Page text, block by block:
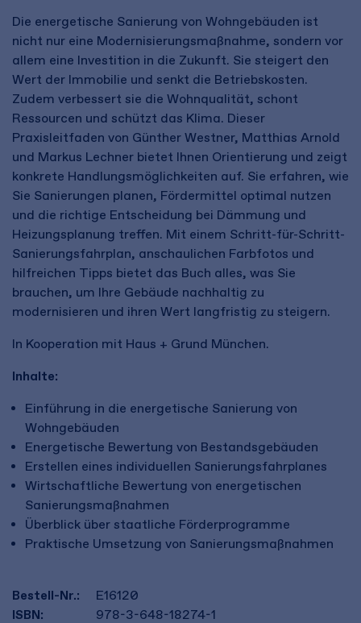
Die energetische Sanierung von Wohngebäuden ist
nicht nur eine Modernisierungsmaßnahme, sondern vor
allem eine Investition in die Zukunft. Sie steigert den
Wert der Immobilie und senkt die Betriebskosten.
Zudem verbessert sie die Wohnqualität, schont
Ressourcen und schützt das Klima. Dieser
Praxisleitfaden von Günther Westner, Matthias Arnold
und Markus Lechner bietet Ihnen Orientierung und zeigt
konkrete Handlungsmöglichkeiten auf. Sie erfahren, wie
Sie Sanierungen planen, Fördermittel optimal nutzen
und die richtige Entscheidung bei Dämmung und
Heizungsplanung treffen. Mit einem Schritt-für-Schritt-
Sanierungsfahrplan, anschaulichen Farbfotos und
hilfreichen Tipps bietet das Buch alles, was Sie
brauchen, um Ihre Gebäude nachhaltig zu
modernisieren und ihren Wert langfristig zu steigern.
In Kooperation mit Haus + Grund München.
Inhalte:
Einführung in die energetische Sanierung von
Wohngebäuden
Energetische Bewertung von Bestandsgebäuden
Erstellen eines individuellen Sanierungsfahrplanes
Wirtschaftliche Bewertung von energetischen
Sanierungsmaßnahmen
Überblick über staatliche Förderprogramme
Praktische Umsetzung von Sanierungsmaßnahmen
Bestell-Nr.:
E16120
ISBN:
978-3-648-18274-1